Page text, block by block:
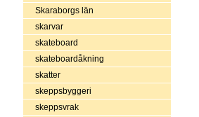
Skaraborgs län
skarvar
skateboard
skateboardåkning
skatter
skeppsbyggeri
skeppsvrak